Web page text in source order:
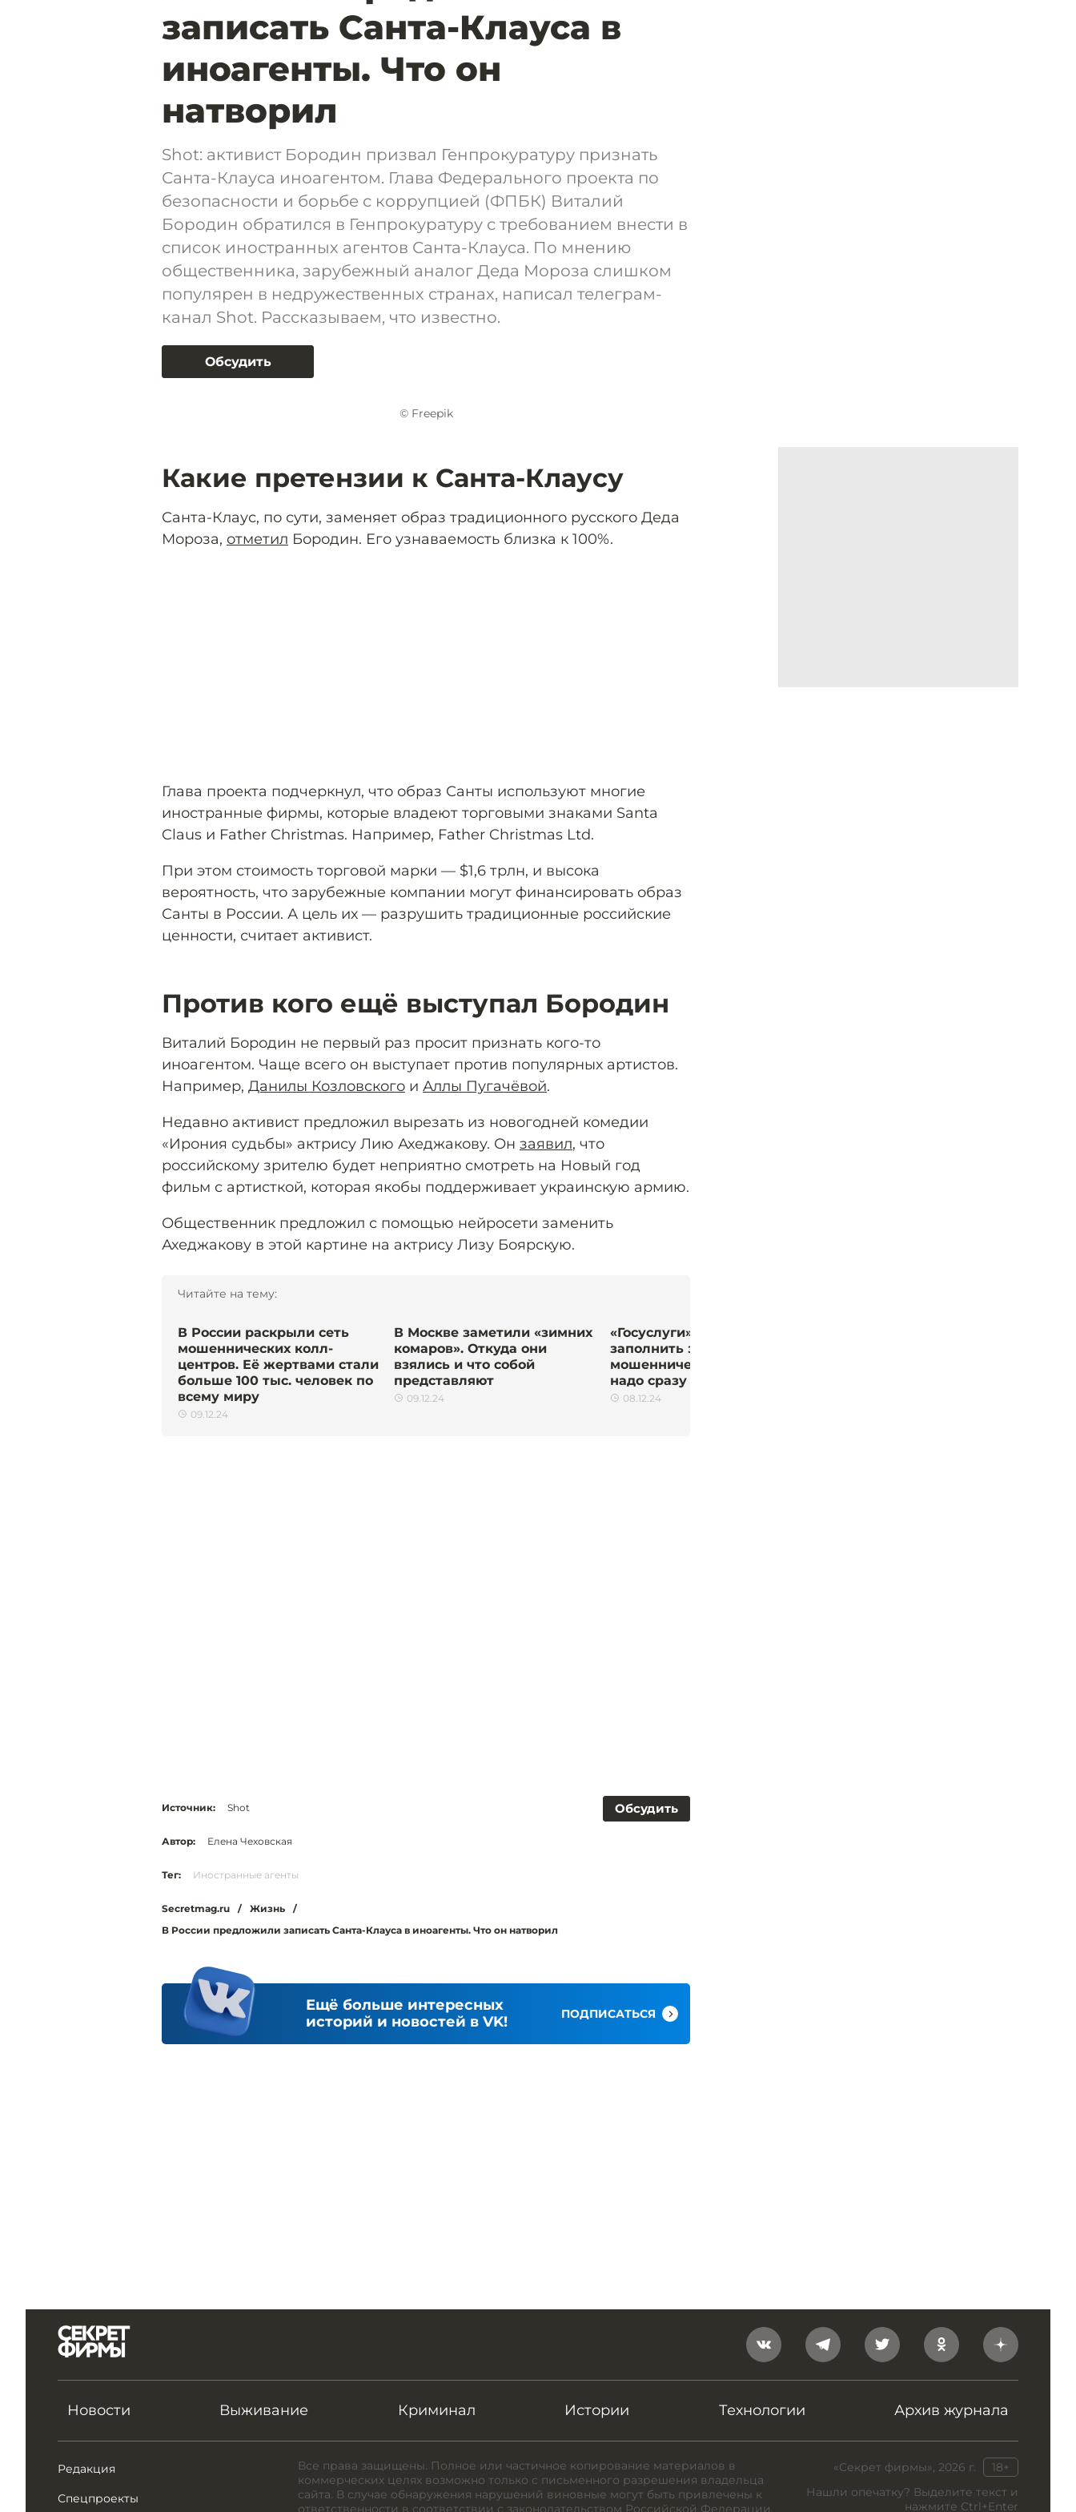
записать Санта-Клауса в
иноагенты. Что он
натворил
Shot: активист Бородин призвал Генпрокуратуру признать
Санта-Клауса иноагентом. Глава Федерального проекта по
безопасности и борьбе с коррупцией (ФПБК) Виталий
Бородин обратился в Генпрокуратуру с требованием внести в
список иностранных агентов Санта-Клауса. По мнению
общественника, зарубежный аналог Деда Мороза слишком
популярен в недружественных странах, написал телеграм-
канал Shot. Рассказываем, что известно.
Обсудить
© Freepik
Какие претензии к Санта-Клаусу
Санта-Клаус, по сути, заменяет образ традиционного русского Деда
Мороза, отметил Бородин. Его узнаваемость близка к 100%.
Глава проекта подчеркнул, что образ Санты используют многие
иностранные фирмы, которые владеют торговыми знаками Santa
Claus и Father Christmas. Например, Father Christmas Ltd.
При этом стоимость торговой марки — $1,6 трлн, и высока
вероятность, что зарубежные компании могут финансировать образ
Санты в России. А цель их — разрушить традиционные российские
ценности, считает активист.
Против кого ещё выступал Бородин
Виталий Бородин не первый раз просит признать кого-то
иноагентом. Чаще всего он выступает против популярных артистов.
Например, Данилы Козловского и Аллы Пугачёвой.
Недавно активист предложил вырезать из новогодней комедии
«Ирония судьбы» актрису Лию Ахеджакову. Он заявил, что
российскому зрителю будет неприятно смотреть на Новый год
фильм с артисткой, которая якобы поддерживает украинскую армию.
Общественник предложил с помощью нейросети заменить
Ахеджакову в этой картине на актрису Лизу Боярскую.
Читайте на тему:
В России раскрыли сеть
мошеннических колл-
центров. Её жертвами стали
больше 100 тыс. человек по
всему миру
09.12.24
В Москве заметили «зимних
комаров». Откуда они
взялись и что собой
представляют
09.12.24
«Госуслуги» попросили
заполнить заявление о
мошенничестве? Почему не
надо сразу же реагировать
08.12.24
Обсудить
Источник: Shot
Автор: Елена Чеховская
Тег: Иностранные агенты
Secretmag.ru / Жизнь
/
В России предложили записать Санта-Клауса в иноагенты. Что он натворил
Ещё больше интересных
историй и новостей в VK!
ПОДПИСАТЬСЯ
Новости Выживание Криминал Истории Технологии Архив журнала
Редакция
Спецпроекты
«Секрет фирмы», 2026 г.
18+
Нашли опечатку? Выделите текст и
нажмите Ctrl+Enter
Все права защищены. Полное или частичное копирование материалов в
коммерческих целях возможно только с письменного разрешения владельца
сайта. В случае обнаружения нарушений виновные могут быть привлечены к
ответственности в соответствии с законодательством Российской Федерации.